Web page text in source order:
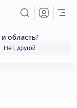
область?
Нет, другой